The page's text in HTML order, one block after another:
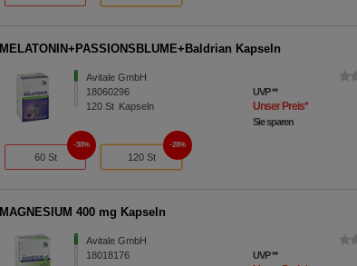
MELATONIN+PASSIONSBLUME+Baldrian Kapseln
Avitale GmbH
18060296
120St Kapseln
UVP**
Unser Preis*
Sie sparen
60 St
30%
120 St
28%
MAGNESIUM 400 mg Kapseln
Avitale GmbH
18018176
UVP**